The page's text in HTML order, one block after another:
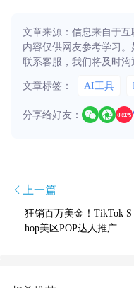
文章来源：信息来自于互
内容仅供网友参考学习
联系客服，我们将及时沟
文章标签： AI工具
分享给好友：
上一篇
狂销百万美金！TikTok S
hop美区POP达人推广出